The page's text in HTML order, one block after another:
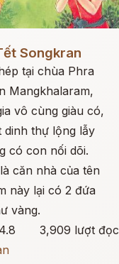
Songkran
tại chùa Phra
Mangkhalaram,
vô cùng giàu có,
dinh thự lộng lẫy
có con nối dõi.
căn nhà của tên
này lại có 2 đứa
vàng.
3,909 lượt đọc